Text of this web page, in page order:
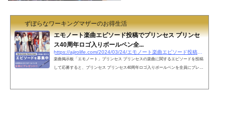
ずぼらなワーキングマザーのお得生活
エモノート楽曲エピソード投稿でプリンセス プリンセ
ス40周年ロゴ入りボールペン全...
楽曲掲示板「エモノート」プリンセス プリンセスの楽曲に関するエピソードを投稿
して応募すると、プリンセス プリンセス40周年ロゴ入りボールペンを全員にプレゼ